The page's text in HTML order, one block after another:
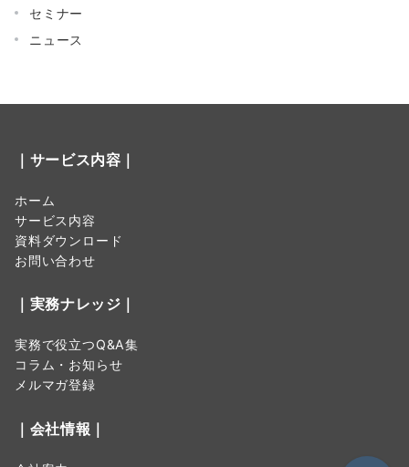
セミナー
ニュース
｜サービス内容｜
ホーム
サービス内容
資料ダウンロード
お問い合わせ
｜実務ナレッジ｜
実務で役立つQ&A集
コラム・お知らせ
メルマガ登録
｜会社情報｜